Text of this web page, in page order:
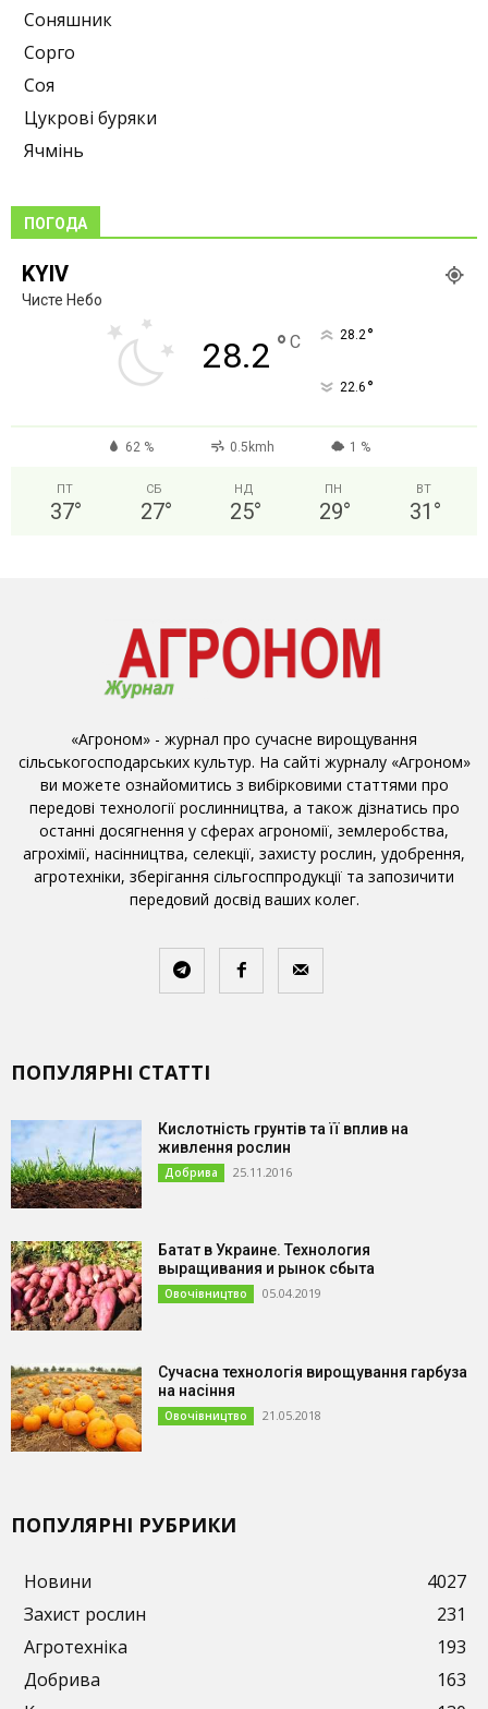
Соняшник
Сорго
Соя
Цукрові буряки
Ячмінь
ПОГОДА
KYIV
Чисте Небо
28.2 ° C 28.2°
22.6 °
62 % 0.5kmh 1 %
ПТ
37°
СБ
27°
НД
25°
ПН
29°
ВТ
31 °
«Агроном» - журнал про сучасне вирощування
сільськогосподарських культур. На сайті журналу «Агроном»
ви можете ознайомитись з вибірковими статтями про
передові технології рослинництва, а також дізнатись про
останні досягнення у сферах агрономії, землеробства,
агрохімії, насінництва, селекції, захисту рослин, удобрення,
агротехніки, зберігання сільгосппродукції та запозичити
передовий досвід ваших колег.
ПОПУЛЯРНІ СТАТТІ
Кислотність грунтів та її вплив на
живлення рослин
Добрива 25.11.2016
Батат в Украине. Технология
выращивания и рынок сбыта
Овочівництво 05.04.2019
Сучасна технологія вирощування гарбуза
на насіння
Овочівництво 21.05.2018
ПОПУЛЯРНІ РУБРИКИ
Новини
4027
Захист рослин
231
Агротехніка
193
Добрива
163